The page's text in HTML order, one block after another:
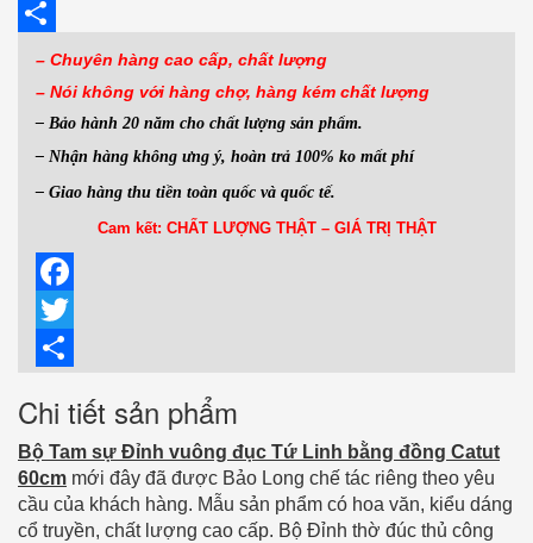
Twitter
Share
– Chuyên hàng cao cấp, chất lượng
– Nói không với hàng chợ, hàng kém chất lượng
– Bảo hành 20 năm cho chất lượng sản phẩm.
– Nhận hàng không ưng ý, hoàn trả 100% ko mất phí
– Giao hàng thu tiền toàn quốc và quốc tế.
Cam kết: CHẤT LƯỢNG THẬT – GIÁ TRỊ THẬT
Facebook
Twitter
Chi tiết sản phẩm
Bộ Tam sự Đỉnh vuông đục Tứ Linh bằng đồng Catut
60cm mới đây đã được Bảo Long chế tác riêng theo yêu
cầu của khách hàng. Mẫu sản phẩm có hoa văn, kiểu dáng
cổ truyền, chất lượng cao cấp. Bộ Đỉnh thờ đúc thủ công